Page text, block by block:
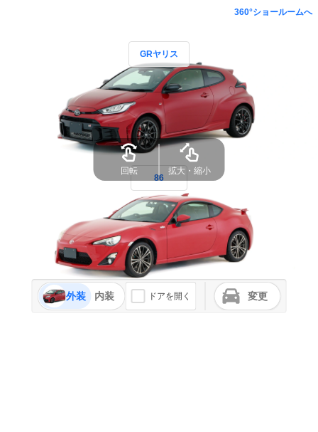
360°ショールームへ
GRヤリス
86
外装 内装 ドアを開く 変更
回転 拡大・縮小